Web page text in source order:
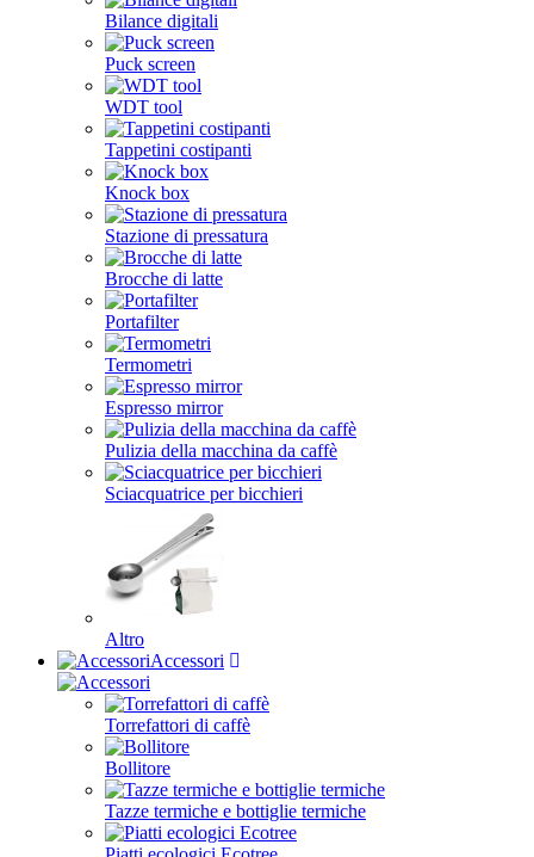
Bilance digitali
Puck screen
WDT tool
Tappetini costipanti
Knock box
Stazione di pressatura
Brocche di latte
Portafilter
Termometri
Espresso mirror
Pulizia della macchina da caffè
Sciacquatrice per bicchieri
Altro
Accessori
Torrefattori di caffè
Bollitore
Tazze termiche e bottiglie termiche